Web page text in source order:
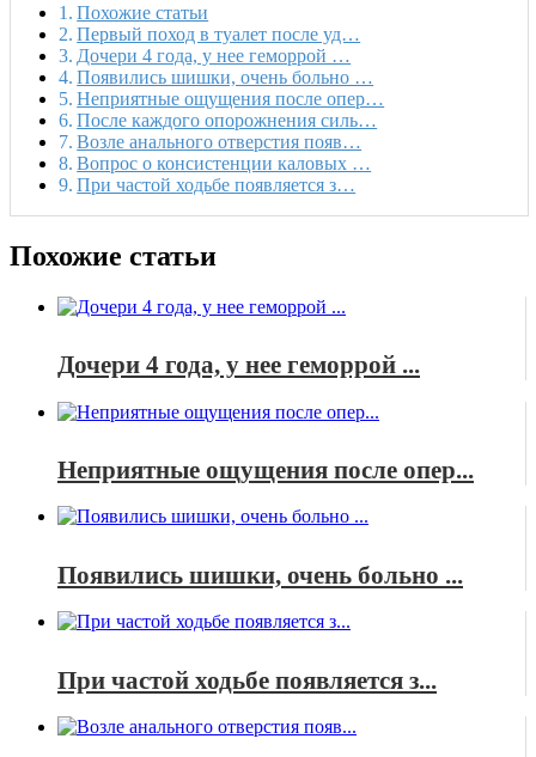
Похожие статьи
Первый поход в туалет после уд…
Дочери 4 года, у нее геморрой …
Появились шишки, очень больно …
Неприятные ощущения после опер…
После каждого опорожнения силь…
Возле анального отверстия появ…
Вопрос о консистенции каловых …
При частой ходьбе появляется з…
Похожие статьи
Дочери 4 года, у нее геморрой ...
Неприятные ощущения после опер...
Появились шишки, очень больно ...
При частой ходьбе появляется з...